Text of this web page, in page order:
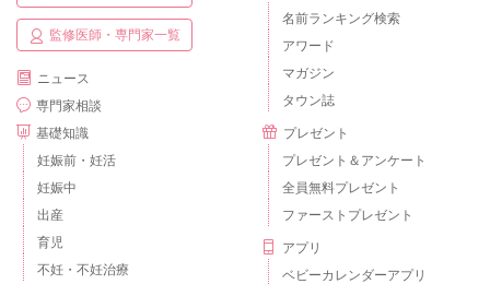
監修医師・専門家一覧
ニュース
専門家相談
基礎知識
妊娠前・妊活
妊娠中
出産
育児
不妊・不妊治療
名前ランキング検索
アワード
マガジン
タウン誌
プレゼント
プレゼント＆アンケート
全員無料プレゼント
ファーストプレゼント
アプリ
ベビーカレンダーアプリ